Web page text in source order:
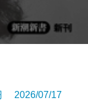
2026/07/17